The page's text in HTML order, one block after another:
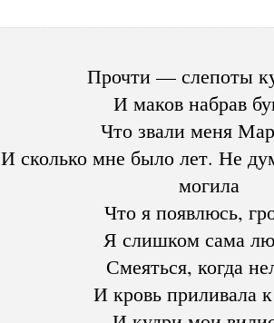
Прочти — слепоты
И маков набрав
Что звали меня
И сколько мне было лет. Не
могила
Что я появлюсь,
Я слишком сама
Смеяться, когда
И кровь приливала